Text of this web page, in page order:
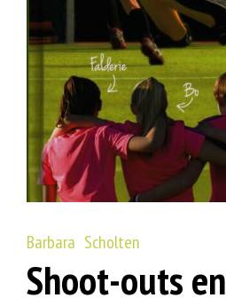
Barbara Scholten
Shoot-outs en